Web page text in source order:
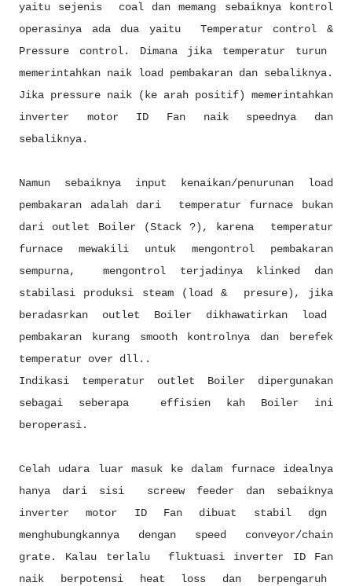
yaitu sejenis coal dan memang sebaiknya kontrol
operasinya ada dua yaitu Temperatur control &
Pressure control. Dimana jika temperatur turun
memerintahkan naik load pembakaran dan sebaliknya.
Jika pressure naik (ke arah positif) memerintahkan
inverter motor ID Fan naik speednya dan
sebaliknya.
Namun sebaiknya input kenaikan/penurunan load
pembakaran adalah dari temperatur furnace bukan
dari outlet Boiler (Stack ?), karena temperatur
furnace mewakili untuk mengontrol pembakaran
sempurna, mengontrol terjadinya klinked dan
stabilasi produksi steam (load & presure), jika
beradasrkan outlet Boiler dikhawatirkan load
pembakaran kurang smooth kontrolnya dan berefek
temperatur over dll..
Indikasi temperatur outlet Boiler dipergunakan
sebagai seberapa effisien kah Boiler ini
beroperasi.
Celah udara luar masuk ke dalam furnace idealnya
hanya dari sisi screew feeder dan sebaiknya
inverter motor ID Fan dibuat stabil dgn
menghubungkannya dengan speed conveyor/chain
grate. Kalau terlalu fluktuasi inverter ID Fan
naik berpotensi heat loss dan berpengaruh